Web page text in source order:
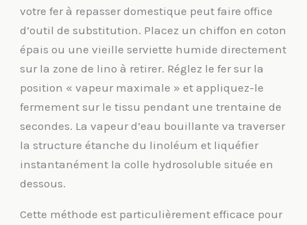
votre fer à repasser domestique peut faire office
d’outil de substitution. Placez un chiffon en coton
épais ou une vieille serviette humide directement
sur la zone de lino à retirer. Réglez le fer sur la
position « vapeur maximale » et appliquez-le
fermement sur le tissu pendant une trentaine de
secondes. La vapeur d’eau bouillante va traverser
la structure étanche du linoléum et liquéfier
instantanément la colle hydrosoluble située en
dessous.
Cette méthode est particulièrement efficace pour